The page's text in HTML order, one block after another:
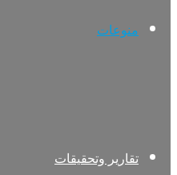
منوعات
تقارير وتحقيقات